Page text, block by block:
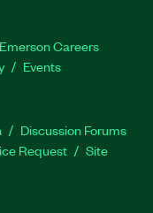
Emerson Careers
Events
Discussion Forums
Request
Site